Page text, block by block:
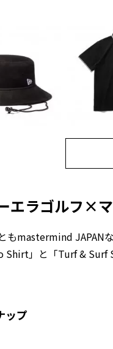
エラゴルフ×
もmastermind JAPAN
Shirt」と「Turf & Surf
ップ